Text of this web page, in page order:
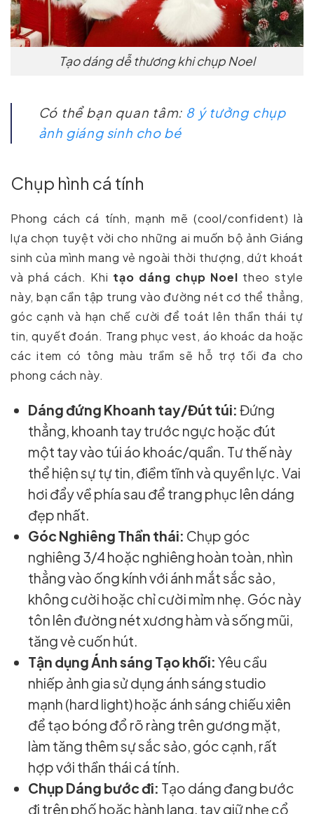
Tạo dáng dễ thương khi chụp Noel
Có thể bạn quan tâm: 8 ý tưởng chụp
ảnh giáng sinh cho bé
Chụp hình cá tính
Phong cách cá tính, mạnh mẽ (cool/confident) là
lựa chọn tuyệt vời cho những ai muốn bộ ảnh Giáng
sinh của mình mang vẻ ngoài thời thượng, dứt khoát
và phá cách. Khi tạo dáng chụp Noel theo style
này, bạn cần tập trung vào đường nét cơ thể thẳng,
góc cạnh và hạn chế cười để toát lên thần thái tự
tin, quyết đoán. Trang phục vest, áo khoác da hoặc
các item có tông màu trầm sẽ hỗ trợ tối đa cho
phong cách này.
Dáng đứng Khoanh tay/Đút túi: Đứng
thẳng, khoanh tay trước ngực hoặc đút
một tay vào túi áo khoác/quần. Tư thế này
thể hiện sự tự tin, điềm tĩnh và quyền lực. Vai
hơi đẩy về phía sau để trang phục lên dáng
đẹp nhất.
Góc Nghiêng Thần thái: Chụp góc
nghiêng 3/4 hoặc nghiêng hoàn toàn, nhìn
thẳng vào ống kính với ánh mắt sắc sảo,
không cười hoặc chỉ cười mỉm nhẹ. Góc này
tôn lên đường nét xương hàm và sống mũi,
tăng vẻ cuốn hút.
Tận dụng Ánh sáng Tạo khối: Yêu cầu
nhiếp ảnh gia sử dụng ánh sáng studio
mạnh (hard light) hoặc ánh sáng chiếu xiên
để tạo bóng đổ rõ ràng trên gương mặt,
làm tăng thêm sự sắc sảo, góc cạnh, rất
hợp với thần thái cá tính.
Chụp Dáng bước đi: Tạo dáng đang bước
đi trên phố hoặc hành lang, tay giữ nhẹ cổ